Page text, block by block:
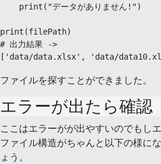
    print("データがありません!")
print(filePath)
# 出力結果 ->
ファイルを探すことができました。
エラーが出たら確認
ここはエラーがが出やすいのでもし
ファイル構造がちゃんと以下の様に
ょう。